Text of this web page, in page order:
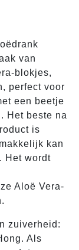
van
blokjes,
perfect voor
een beetje
Het beste na
is
kan
Het wordt
Aloë Vera-
zuiverheid:
Als